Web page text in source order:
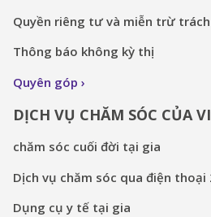
Quyền riêng tư và miễn trừ
Thông báo không kỳ thị
Quyên góp
DỊCH VỤ CHĂM SÓC CỦA
chăm sóc cuối đời tại gia
Dịch vụ chăm sóc qua điện thoại
Dụng cụ y tế tại gia